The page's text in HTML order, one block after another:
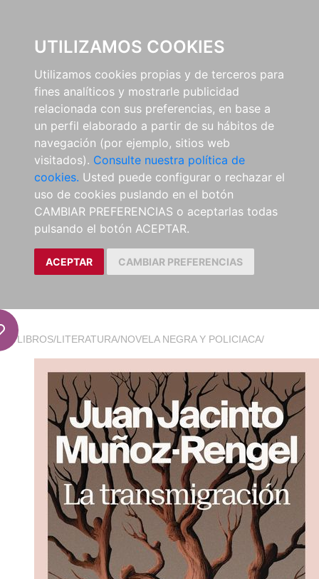
UTILIZAMOS COOKIES
Utilizamos cookies propias y de terceros para
fines analíticos y mostrarle publicidad
relacionada con sus preferencias, en base a
un perfil elaborado a partir de su hábitos de
navegación (por ejemplo, sitios web
visitados). Consulte nuestra política de
cookies. Usted puede configurar o rechazar el
uso de cookies puslando en el botón
CAMBIAR PREFERENCIAS o aceptarlas todas
pulsando el botón ACEPTAR.
ACEPTAR CAMBIAR PREFERENCIAS
LIBROS/LITERATURA/NOVELA NEGRA Y POLICIACA/